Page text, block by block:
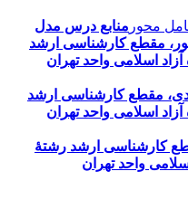
منابع درس مدل
مقطع کارشناسی ارشد
اسلامی واحد تهران
مقطع کارشناسی ارشد
اسلامی واحد تهران
کارشناسی ارشد رشتۀ
واحد تهران